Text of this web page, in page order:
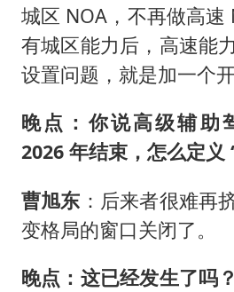
城区 NOA，不再做高速
有城区能力后，高速能
设置问题，就是加一个开
晚点：你说高级辅助
2026 年结束，怎么定义
曹旭东 ：后来者很难再
变格局的窗口关闭了。
晚点：这已经发生了吗